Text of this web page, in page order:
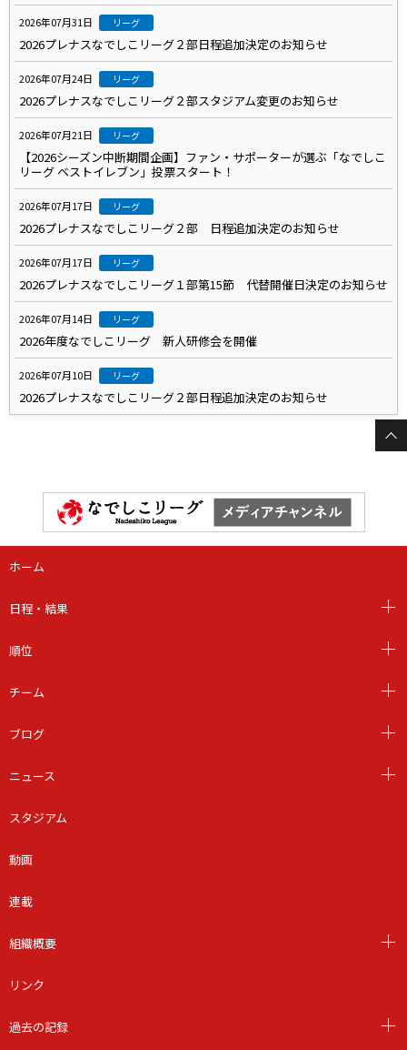
2026年07月31日 リーグ
2026プレナスなでしこリーグ２部日程追加決定のお知らせ
2026年07月24日 リーグ
2026プレナスなでしこリーグ２部スタジアム変更のお知らせ
2026年07月21日 リーグ
【2026シーズン中断期間企画】ファン・サポーターが選ぶ「なでしこ
リーグ ベストイレブン」投票スタート！
2026年07月17日 リーグ
2026プレナスなでしこリーグ２部 日程追加決定のお知らせ
2026年07月17日 リーグ
2026プレナスなでしこリーグ１部第15節 代替開催日決定のお知らせ
2026年07月14日 リーグ
2026年度なでしこリーグ 新人研修会を開催
2026年07月10日 リーグ
2026プレナスなでしこリーグ２部日程追加決定のお知らせ
ホーム
日程・結果
順位
チーム
ブログ
ニュース
スタジアム
動画
連載
組織概要
リンク
過去の記録